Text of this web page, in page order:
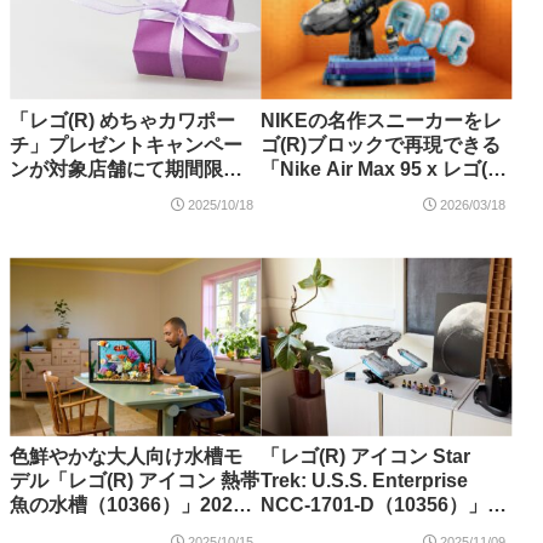
「レゴ(R) めちゃカワポー
チ」プレゼントキャンペー
ンが対象店舗にて期間限定
2025/10/18
NIKEの名作スニーカーをレ
ゴ(R)ブロックで再現できる
「Nike Air Max 95 x レゴ(R)
セット（43025）」が登場！
【3月19日予約開始・3月28
2026/03/18
色鮮やかな大人向け水槽モ
デル「レゴ(R) アイコン 熱帯
魚の水槽（10366）」2025
年11月新登場【購入特典情
「レゴ(R) アイコン Star
Trek: U.S.S. Enterprise
NCC-1701-D（10356）」が
登場！2025年11月28日発売